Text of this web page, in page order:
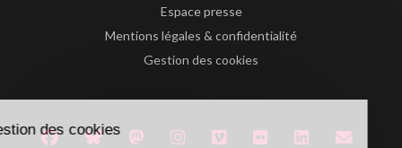
Espace presse
Mentions légales & confidentialité
Gestion des cookies
Gestion des cookies